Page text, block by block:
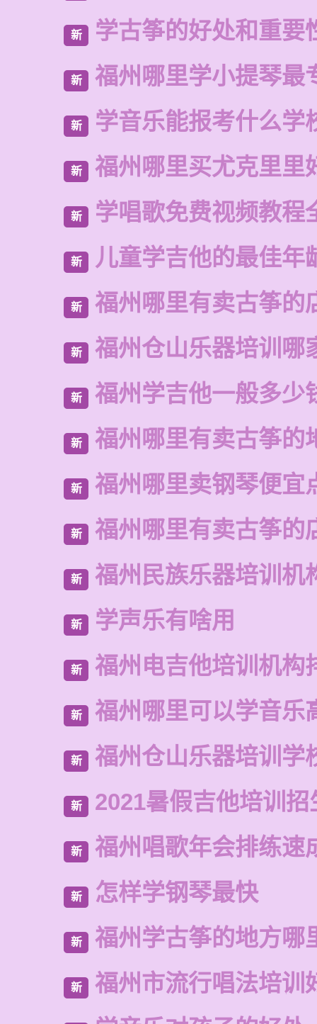
新 学古筝的好处和重要
新 福州哪里学小提琴最
新 学音乐能报考什么学
新 福州哪里买尤克里里
新 学唱歌免费视频教程
新 儿童学吉他的最佳年
新 福州哪里有卖古筝的
新 福州仓山乐器培训哪
新 福州学吉他一般多少
新 福州哪里有卖古筝的
新 福州哪里卖钢琴便宜
新 福州哪里有卖古筝的
新 福州民族乐器培训机
新 学声乐有啥用
新 福州电吉他培训机构
新 福州哪里可以学音乐
新 福州仓山乐器培训学
新 2021暑假吉他培训招
新 福州唱歌年会排练速
新 怎样学钢琴最快
新 福州学古筝的地方哪
新 福州市流行唱法培训